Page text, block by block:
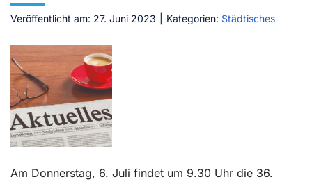
Mediathek
Jetzt abonnieren
Kontakt
Veröffentlicht am: 27. Juni 2023 Kategorien: Städtisches
Am Donnerstag, 6. Juli findet um 9.30 Uhr die 36.